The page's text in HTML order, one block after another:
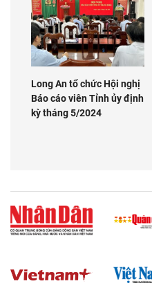
Long An tổ chức Hội nghị
Báo cáo viên Tỉnh ủy định
kỳ tháng 5/2024